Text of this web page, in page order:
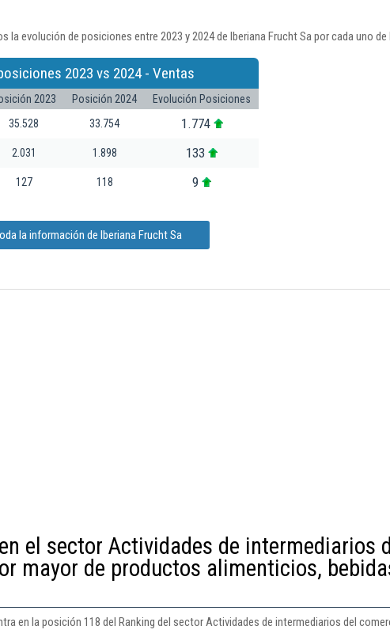
la evolución de posiciones entre 2023 y 2024 de Iberiana Frucht Sa por cada uno
2023 vs 2024 - Ventas
2023 Posición 2024
Evolución Posiciones
35.528 33.754 1.774
2.031 1.898 133
127 118 9
la información de Iberiana Frucht Sa
en el sector Actividades de intermediarios
mayor de productos alimenticios,
en la posición 118 del Ranking del sector Actividades de intermediarios del